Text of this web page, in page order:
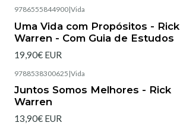
9786555844900|Vida
Uma Vida com Propósitos - Rick
Warren - Com Guia de Estudos
19,90€ EUR
9788538300625 |Vida
Juntos Somos Melhores - Rick
Warren
13,90€ EUR